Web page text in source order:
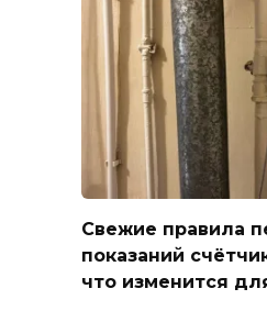
Свежие правила
показаний
что изменится